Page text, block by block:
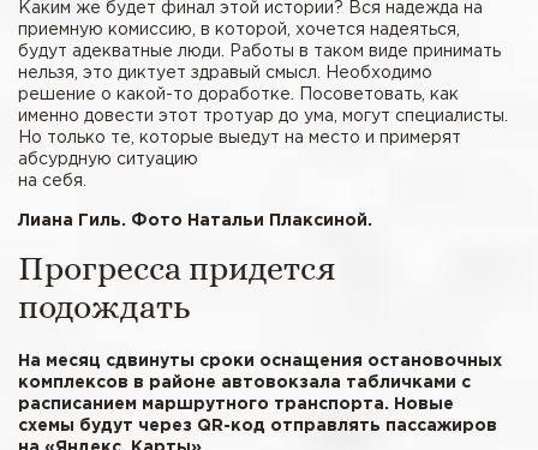
Каким же будет финал этой истории? Вся надежда на
приемную комиссию, в которой, хочется надеяться,
будут адекватные люди. Работы в таком виде принимать
нельзя, это диктует здравый смысл. Необходимо
решение о какой-то доработке. Посоветовать, как
именно довести этот тротуар до ума, могут специалисты.
Но только те, которые выедут на место и примерят
абсурдную ситуацию
на себя.
Лиана Гиль. Фото Натальи Плаксиной.
Прогресса придется
подождать
На месяц сдвинуты сроки оснащения остановочных
комплексов в районе автовокзала табличками с
расписанием маршрутного транспорта. Новые
схемы будут через QR-код отправлять пассажиров